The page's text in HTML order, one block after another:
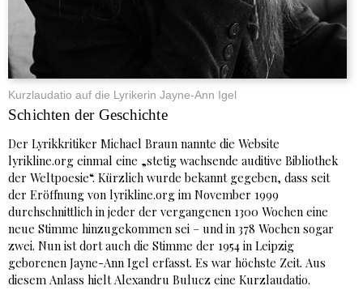
Kurzlaudatio auf die Lyrikerin Jayne-Ann Igel
Schichten der Geschichte
Der Lyrikkritiker Michael Braun nannte die Website
lyrikline.org einmal eine „stetig wachsende auditive Bibliothek
der Weltpoesie“. Kürzlich wurde bekannt gegeben, dass seit
der Eröffnung von lyrikline.org im November 1999
durchschnittlich in jeder der vergangenen 1300 Wochen eine
neue Stimme hinzugekommen sei – und in 378 Wochen sogar
zwei. Nun ist dort auch die Stimme der 1954 in Leipzig
geborenen Jayne-Ann Igel erfasst. Es war höchste Zeit. Aus
diesem Anlass hielt Alexandru Bulucz eine Kurzlaudatio.